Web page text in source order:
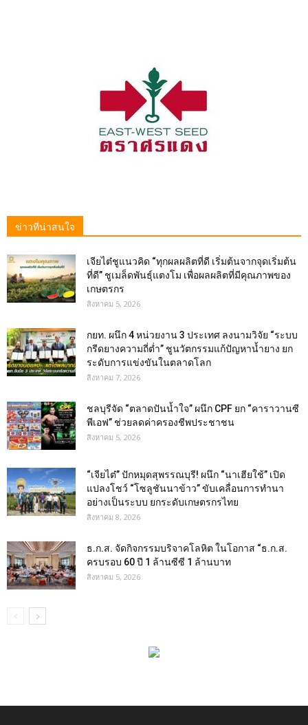
ข่าวที่น่าสนใจ
เจียไต๋ชูแนวคิด “ทุกผลผลิตที่ดี เริ่มต้นจากจุดเริ่มต้น
ที่ดี” ชูเมล็ดพันธุ์แตงโม เพื่อผลผลิตที่มีคุณภาพของ
เกษตรกร
สิงหาคม 5, 2026
กยท. ผนึก 4 หน่วยงาน 3 ประเทศ ลงนามวิจัย “ระบบ
กรีดยางความถี่ต่ำ” ชูนวัตกรรมแก้ปัญหาน้ำยาง ยก
ระดับการแข่งขันในตลาดโลก
สิงหาคม 7, 2026
ชลบุรีจัด “ตลาดปันน้ำใจ” ผนึก CPF ยก “คาราวานซี
พีเอฟ” ช่วยลดค่าครองชีพประชาชน
สิงหาคม 5, 2026
“เจียไต๋” ปักหมุดสุพรรณบุรี! ผนึก “นาเฮียใช้” เปิด
แปลงโชว์ “โซลูชันนาข้าว” ขับเคลื่อนการทำนา
อย่างเป็นระบบ ยกระดับเกษตรกรไทย
สิงหาคม 8, 2026
ธ.ก.ส. จัดกิจกรรมบริจาคโลหิต ในโอกาส “ธ.ก.ส.
ครบรอบ 60 ปี 1 ล้านซีซี 1 ล้านบาท
สิงหาคม 5, 2026